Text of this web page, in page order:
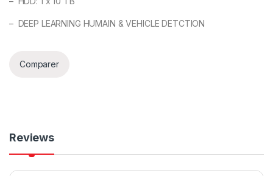
– DEEP LEARNING HUMAIN & VEHICLE DETCTION
Comparer
Reviews